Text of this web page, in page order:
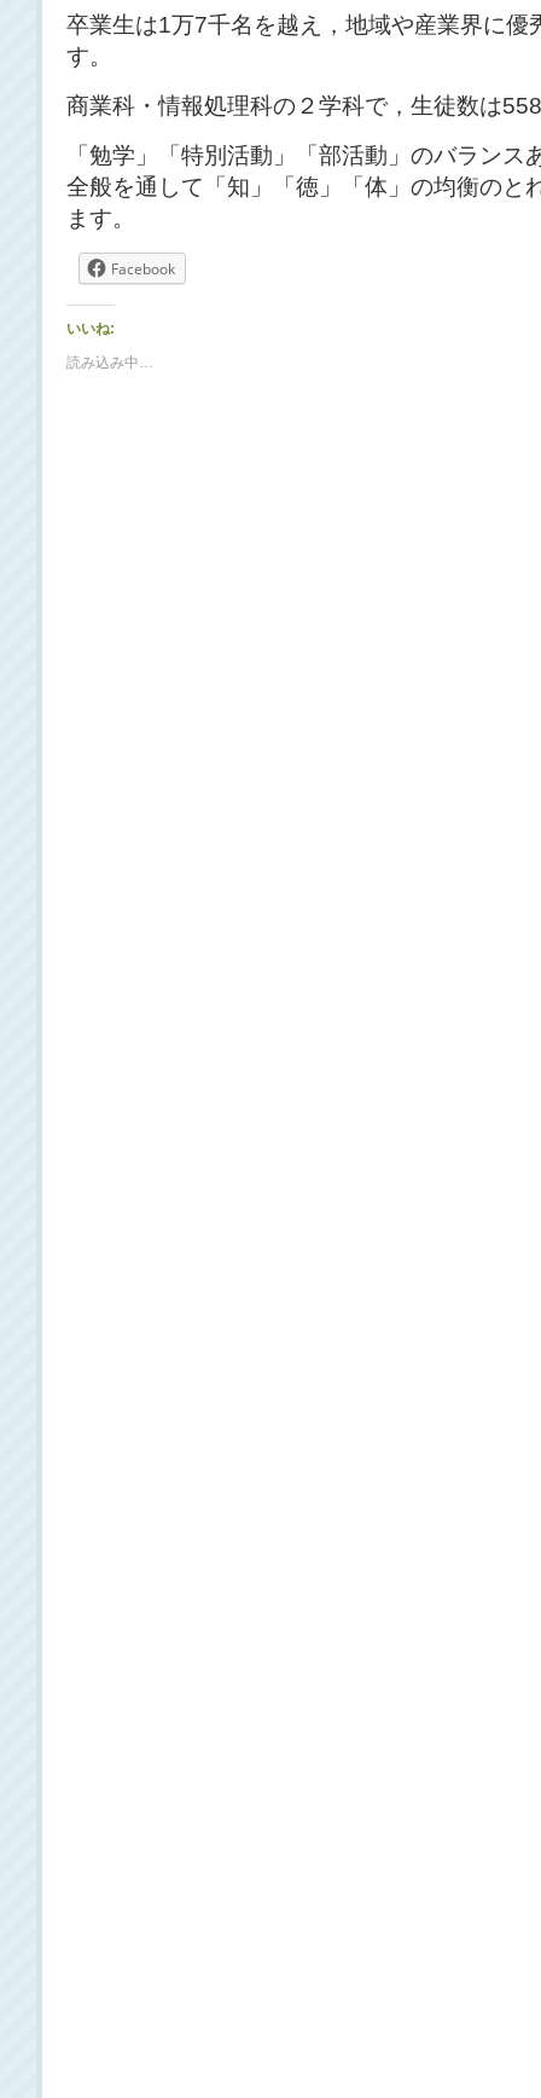
卒業生は1万7千名を越え，地域や産業界に優
す。
商業科・情報処理科の２学科で，生徒数は
「勉学」「特別活動」「部活動」のバラン
全般を通して「知」「徳」「体」の均衡のと
ます。
Facebook
いいね:
読み込み中…